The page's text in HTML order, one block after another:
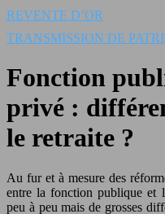
REVENTE D’OR
TRANSMISSION DE
Fonction
privé :
le retraite ?
Au fur et à mesure des réformes, les règles de calculs sur la retraite
entre la fonction publique et
peu à peu mais de grosses